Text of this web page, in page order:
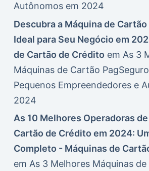
Autônomos em 2024
Descubra a Máquina de
Ideal para Seu Negócio em
de Cartão de Crédito em As 3
Máquinas de Cartão
Pequenos Empreendedores e
2024
As 10 Melhores Operadoras
Cartão de Crédito em 2024:
Completo - Máquinas de
em As 3 Melhores Máquinas